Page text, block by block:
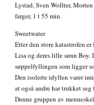
Lystad, Sven Wollter,
farger, 1 t 55 min.
Sweetwater
Etter den store katastrofen
Lisa og deres lille sønn Boy.
søppelfyllingen som ligger
Den isolerte idyllen varer
at også andre har trukket
Denne gruppen av